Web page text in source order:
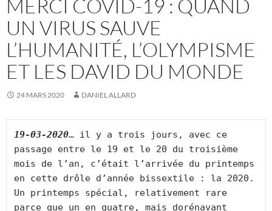
MERCI COVID-19 : QUAND
UN VIRUS SAUVE
L’HUMANITÉ, L’OLYMPISME
ET LES DAVID DU MONDE
24 MARS 2020 DANIEL ALLARD
19-03-2020… il y a trois jours, avec ce
passage entre le 19 et le 20 du troisième
mois de l’an, c’était l’arrivée du printemps
en cette drôle d’année bissextile : la 2020.
Un printemps spécial, relativement rare
parce que un en quatre, mais dorénavant